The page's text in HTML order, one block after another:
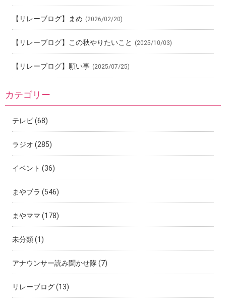
【リレーブログ】まめ (2026/02/20)
【リレーブログ】この秋やりたいこと (2025/10/03)
【リレーブログ】願い事 (2025/07/25)
カテゴリー
テレビ(68)
ラジオ (285)
イベント (36)
まやブラ (546)
まやママ (178)
未分類(1)
アナウンサー読み聞かせ隊(7)
リレーブログ(13)